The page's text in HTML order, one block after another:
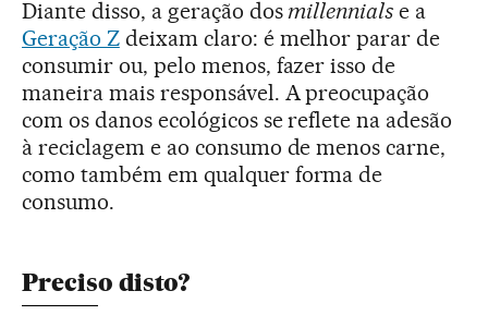
Diante disso, a geração dos millennials e a
Geração Zdeixam claro: é melhor parar de
consumir ou, pelo menos, fazer isso de
maneira mais responsável. A preocupação
com os danos ecológicos se reflete na adesão
à reciclagem e ao consumo de menos carne,
como também em qualquer forma de
consumo.
Preciso disto?